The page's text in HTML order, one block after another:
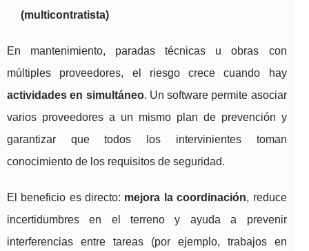
(multicontratista)
En mantenimiento, paradas técnicas u obras con
múltiples proveedores, el riesgo crece cuando hay
actividades en simultáneo. Un software permite asociar
varios proveedores a un mismo plan de prevención y
garantizar que todos los intervinientes toman
conocimiento de los requisitos de seguridad.
El beneficio es directo: mejora la coordinación, reduce
incertidumbres en el terreno y ayuda a prevenir
interferencias entre tareas (por ejemplo, trabajos en